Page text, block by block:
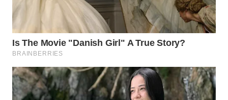
BOROBUDUR
WN
MADURA
WN
SURABAYA